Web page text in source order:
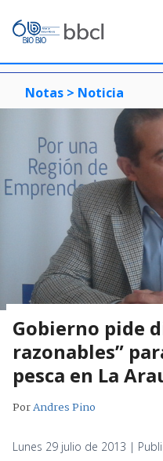
Notas > Noticia
Gobierno pide
razonables”
pesca en La
PorAndres Pino
Lunes 29 julio de 2013 |